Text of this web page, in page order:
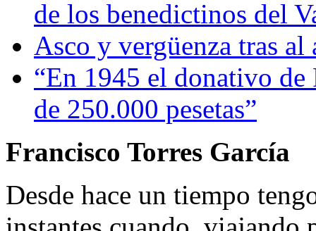
de los benedictinos del
Asco y vergüenza tras
“En 1945 el donativo de
de 250.000 pesetas”
Francisco Torres García
Desde hace un tiempo